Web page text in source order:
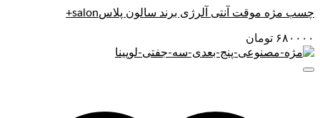
چسب مژه موقت آنتی آلرژی برند سالون پلاسsalon+
۶۸۰۰۰۰ تومان